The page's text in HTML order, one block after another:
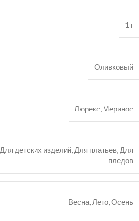
1 г
Оливковый
Люрекс, Меринос
Для детских изделий, Для платьев, Для
пледов
Весна,Лето,Осень